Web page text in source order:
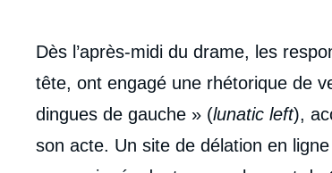
body
Dès l’après-midi du drame, les
tête, ont engagé une rhétorique de
dingues de gauche » (lunatic left),
son acte. Un site de délation en